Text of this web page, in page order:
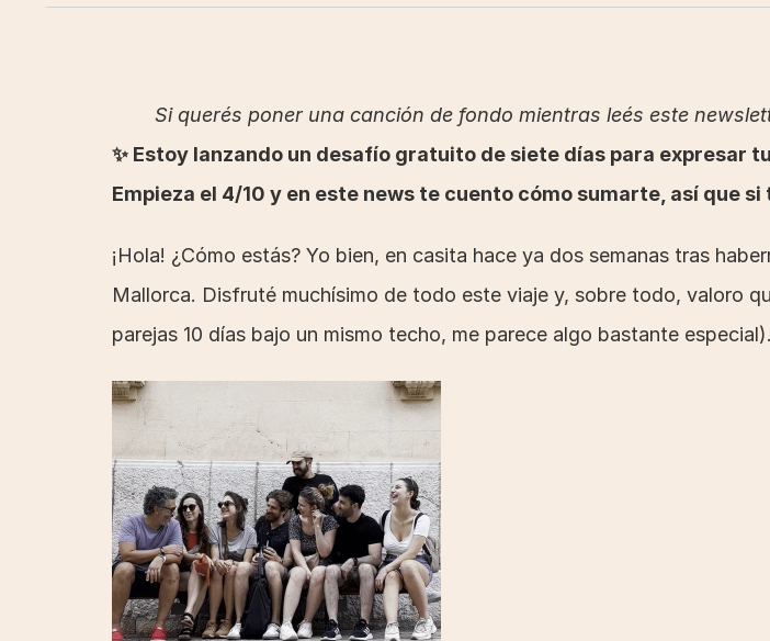
Si querés poner una canción de fondo mientras leés este
✨ Estoy lanzando un desafío gratuito de siete días para
Empieza el 4/10 y en este news te cuento cómo sumarte, así que si
¡Hola! ¿Cómo estás? Yo bien, en casita hace ya dos semanas tras
Mallorca. Disfruté muchísimo de todo este viaje y, sobre todo, valoro
parejas 10 días bajo un mismo techo, me parece algo bastante especial).